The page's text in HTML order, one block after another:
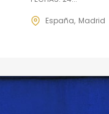
España Madrid